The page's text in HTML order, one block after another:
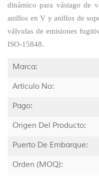
dinámico para vástago de
anillos en V y anillos de
válvulas de emisiones
ISO-15848.
Marca:
Artículo No:
Pago:
Origen Del Producto:
Puerto De Embarque:
Orden (MOQ):